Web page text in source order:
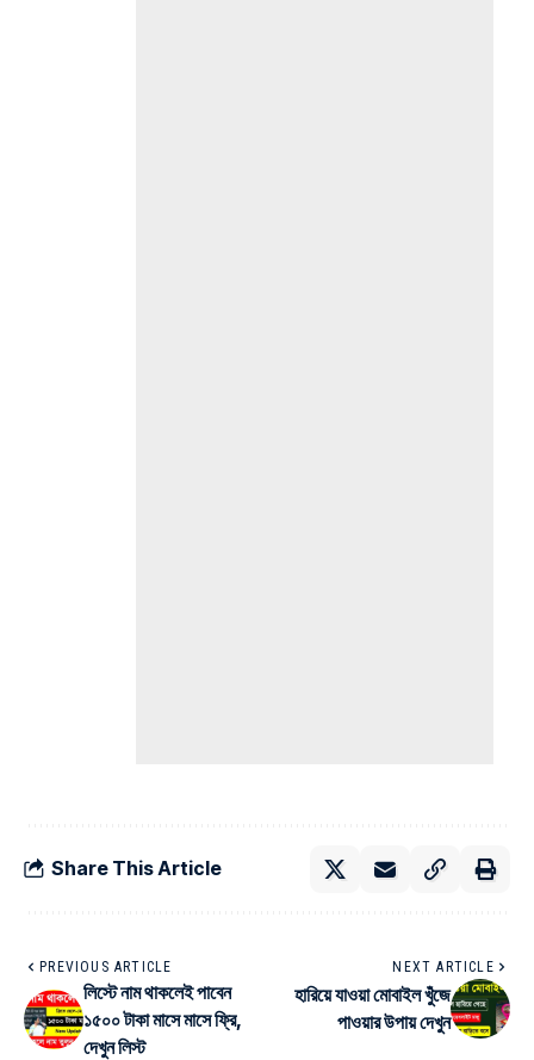
Share This Article
PREVIOUS ARTICLE
লিস্টে নাম থাকলেই পাবেন
১৫০০ টাকা মাসে মাসে ফ্রি,
দেখুন লিস্ট
NEXT ARTICLE
হারিয়ে যাওয়া মোবাইল খুঁজে
পাওয়ার উপায় দেখুন